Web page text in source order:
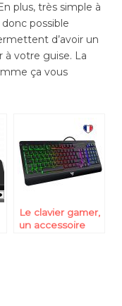
plus, très simple à
possible
d’avoir un
à votre guise. La
ça vous
Le clavier gamer,
un accessoire